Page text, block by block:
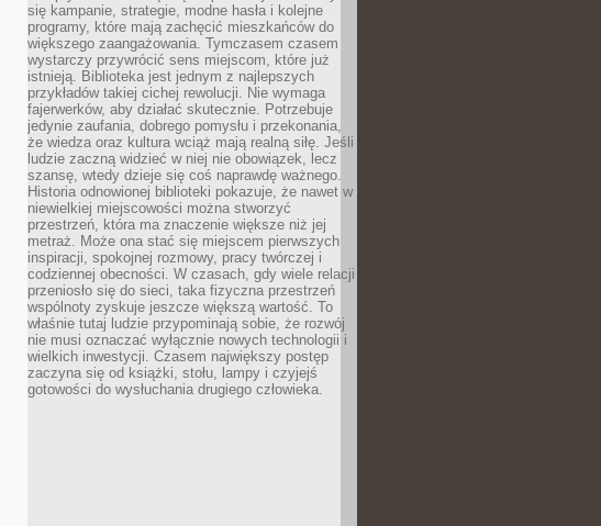
się kampanie, strategie, modne hasła i kolejne
programy, które mają zachęcić mieszkańców do
większego zaangażowania. Tymczasem czasem
wystarczy przywrócić sens miejscom, które już
istnieją. Biblioteka jest jednym z najlepszych
przykładów takiej cichej rewolucji. Nie wymaga
fajerwerków, aby działać skutecznie. Potrzebuje
jedynie zaufania, dobrego pomysłu i przekonania,
że wiedza oraz kultura wciąż mają realną siłę. Jeśli
ludzie zaczną widzieć w niej nie obowiązek, lecz
szansę, wtedy dzieje się coś naprawdę ważnego.
Historia odnowionej biblioteki pokazuje, że nawet w
niewielkiej miejscowości można stworzyć
przestrzeń, która ma znaczenie większe niż jej
metraż. Może ona stać się miejscem pierwszych
inspiracji, spokojnej rozmowy, pracy twórczej i
codziennej obecności. W czasach, gdy wiele relacji
przeniosło się do sieci, taka fizyczna przestrzeń
wspólnoty zyskuje jeszcze większą wartość. To
właśnie tutaj ludzie przypominają sobie, że rozwój
nie musi oznaczać wyłącznie nowych technologii i
wielkich inwestycji. Czasem największy postęp
zaczyna się od książki, stołu, lampy i czyjejś
gotowości do wysłuchania drugiego człowieka.